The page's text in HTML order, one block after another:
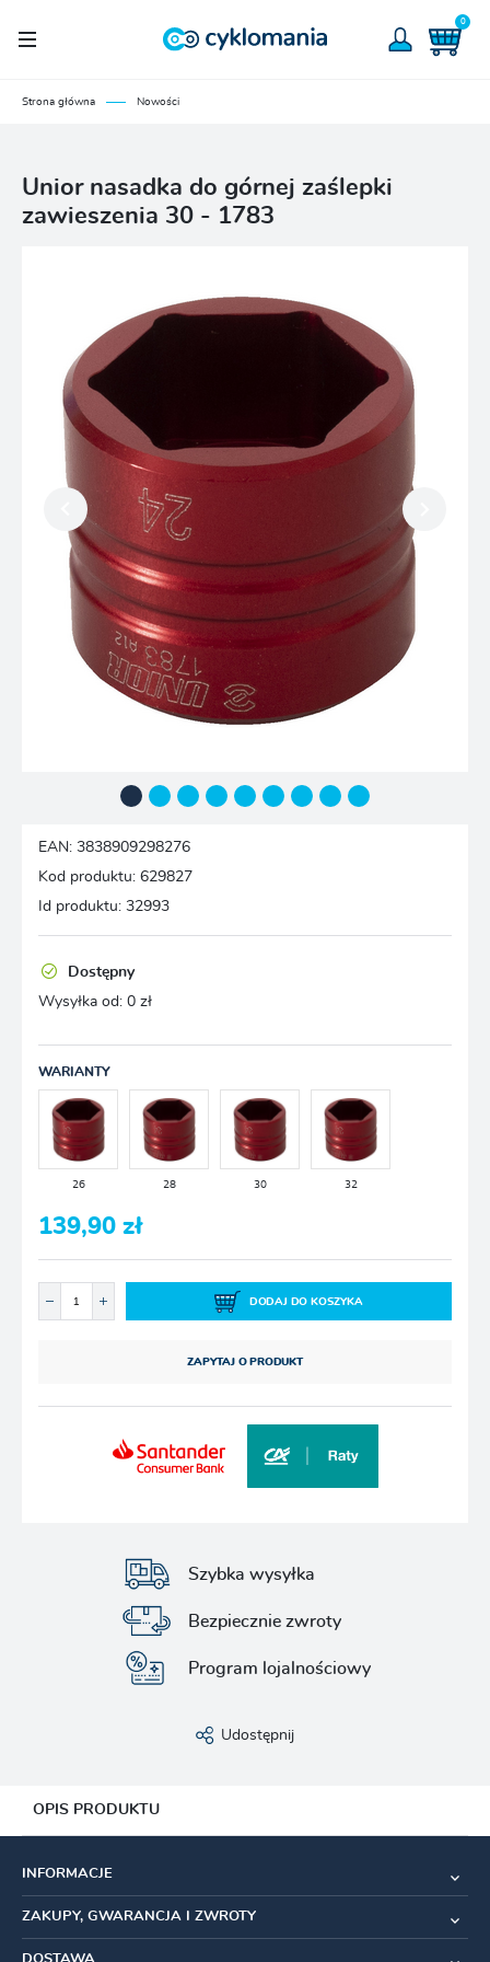
0
Strona główna Nowości
Unior nasadka do górnej zaślepki
zawieszenia 30 - 1783
EAN: 3838909298276
Kod produktu: 629827
Id produktu: 32993
Dostępny
Wysyłka od: 0 zł
WARIANTY
26 28 30 32
139,90 zł
DODAJ DO KOSZYKA
ZAPYTAJ O PRODUKT
Szybka wysyłka
Bezpiecznie zwroty
Program lojalnościowy
Udostępnij
OPIS PRODUKTU
Specyfikacja
Materiał: Aluminium, anodowane na czerwono
INFORMACJE
ZAKUPY, GWARANCJA I ZWROTY